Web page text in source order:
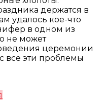
держатся в
удалось кое-что
в одном из
не может
церемонии
все эти проблемы